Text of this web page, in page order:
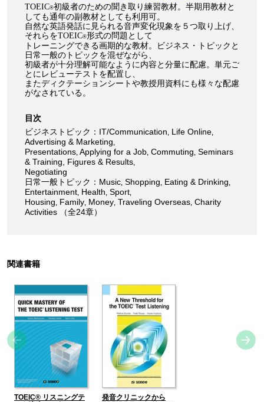
TOEIC®初級者のための聞き取り練習教材。半期用教材と
しても通年の副教材としても利用可。
自然な英語発話に見られる音声変化現象を５つ取り上げ、
それらをTOEIC®形式の問題として
トレーニングできる画期的な教材。ビジネス・トピックと
日常一般のトピックを混ぜながら、
初級者が十分理解可能なように内容と分量に配慮。単元ご
とにレビューテストを配置し、
またディクテーションシートや教授用資料にも様々な配慮
がなされている。
目次
ビジネストピック：IT/Communication‚ Life Online‚
Advertising & Marketing‚
Presentations‚ Applying for a Job‚ Commuting‚ Seminars
& Training, Figures & Results‚
Negotiating
日常一般トピック：Music‚ Shopping‚ Eating & Drinking‚
Entertainment‚ Health‚ Sport‚
Housing‚ Family‚ Money‚ Traveling Overseas‚ Charity
Activities （全24章）
関連書籍
TOEIC® リスニングテ
発音クリニックから